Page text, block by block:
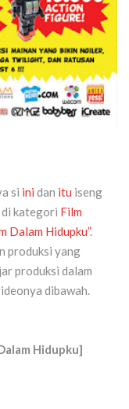
si ini dan itu iseng
kategori Film
Dalam Hidupku”.
produksi yang
produksi dalam
dibawah.
Hidupku]